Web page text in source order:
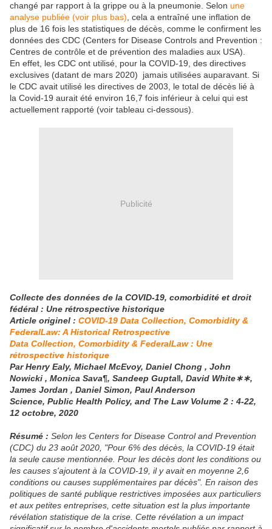
changé par rapport à la grippe ou à la pneumonie. Selon une
analyse publiée (voir plus bas) , cela a entraîné une inflation de
plus de 16 fois les statistiques de décès, comme le confirment les
données des CDC (Centers for Disease Controls and Prevention :
Centres de contrôle et de prévention des maladies aux USA).
En effet, les CDC ont utilisé, pour la COVID-19, des directives
exclusives (datant de mars 2020) jamais utilisées auparavant. Si
le CDC avait utilisé les directives de 2003, le total de décès lié à
la Covid-19 aurait été environ 16,7 fois inférieur à celui qui est
actuellement rapporté (voir tableau ci-dessous).
Publicité
Collecte des données de la COVID-19, comorbidité et droit
fédéral : Une rétrospective historique
Article originel : COVID-19 Data Collection, Comorbidity &
FederalLaw: A Historical Retrospective
Data Collection, Comorbidity & FederalLaw : Une
rétrospective historique
Par Henry Ealy, Michael McEvoy, Daniel Chong , John
Nowicki , Monica Sava¶, Sandeep Gupta‖, David White∗∗,
James Jordan , Daniel Simon, Paul Anderson
Science, Public Health Policy, and The Law Volume 2 : 4-22,
12 octobre, 2020
Résumé : Selon les Centers for Disease Control and Prevention
(CDC) du 23 août 2020, "Pour 6% des décès, la COVID-19 était
la seule cause mentionnée. Pour les décès dont les conditions ou
les causes s'ajoutent à la COVID-19, il y avait en moyenne 2,6
conditions ou causes supplémentaires par décès". En raison des
politiques de santé publique restrictives imposées aux particuliers
et aux petites entreprises, cette situation est la plus importante
révélation statistique de la crise. Cette révélation a un impact